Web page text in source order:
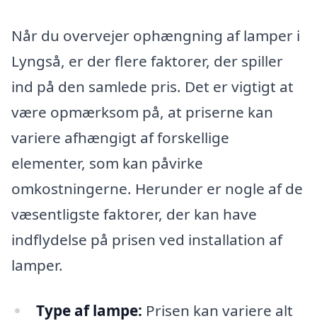
Når du overvejer ophængning af lamper i
Lyngså, er der flere faktorer, der spiller
ind på den samlede pris. Det er vigtigt at
være opmærksom på, at priserne kan
variere afhængigt af forskellige
elementer, som kan påvirke
omkostningerne. Herunder er nogle af de
væsentligste faktorer, der kan have
indflydelse på prisen ved installation af
lamper.
Type af lampe: Prisen kan variere alt